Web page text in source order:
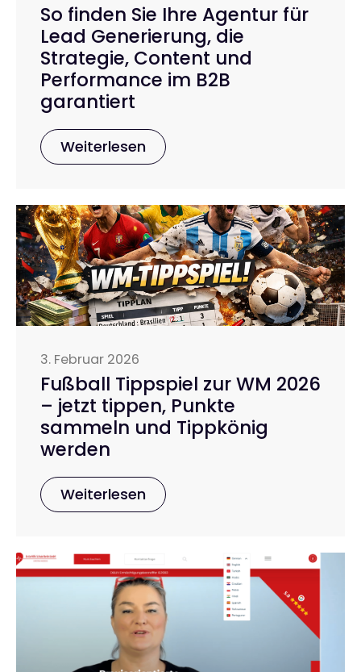
So finden Sie Ihre Agentur für
Lead Generierung, die
Strategie, Content und
Performance im B2B
garantiert
Weiterlesen
3. Februar 2026
Fußball Tippspiel zur WM 2026
– jetzt tippen, Punkte
sammeln und Tippkönig
werden
Weiterlesen